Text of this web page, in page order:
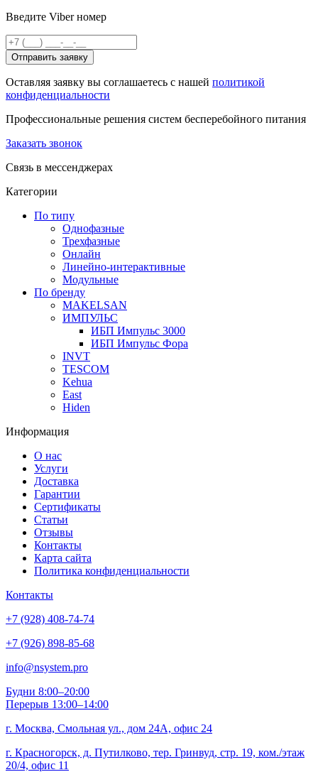
Введите Viber номер
Отправить заявку
Оставляя заявку вы соглашаетесь с нашей политикой
конфиденциальности
Профессиональные решения систем бесперебойного питания
Заказать звонок
Связь в мессенджерах
Категории
По типу
Однофазные
Трехфазные
Онлайн
Линейно-интерактивные
Модульные
По бренду
MAKELSAN
ИМПУЛЬС
ИБП Импульс 3000
ИБП Импульс Фора
INVT
TESCOM
Kehua
East
Hiden
Информация
О нас
Услуги
Доставка
Гарантии
Сертификаты
Статьи
Отзывы
Контакты
Карта сайта
Политика конфиденциальности
Контакты
+7 (928) 408-74-74
+7 (926) 898-85-68
info@nsystem.pro
Будни 8:00–20:00
Перерыв 13:00–14:00
г. Москва, Смольная ул., дом 24А, офис 24
г. Красногорск, д. Путилково, тер. Гринвуд, стр. 19, ком./этаж
20/4, офис 11